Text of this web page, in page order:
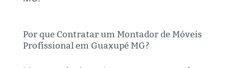
Por que Contratar um Montador de Móveis
Profissional em Guaxupé MG?